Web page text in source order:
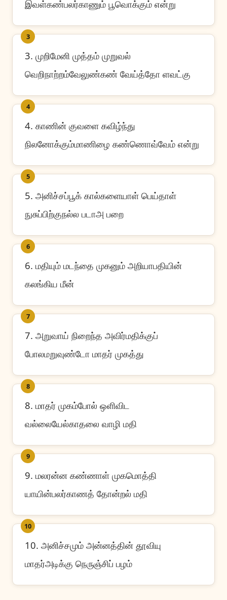
இவள்கண்பலர்காணும் பூவொக்கும் என்று
3
3. முறிமேனி முத்தம் முறுவல்
வெறிநாற்றம்வேலுண்கண் வேய்த்தோ ளவட்கு
4
4. காணின் குவளை கவிழ்ந்து
நிலனோக்கும்மாணிழை கண்ணொவ்வேம் என்று
5
5. அனிச்சப்பூக் கால்களையாள் பெய்தாள்
நுசுப்பிற்குநல்ல படாஅ பறை
6
6. மதியும் மடந்தை முகனும் அறியாபதியின்
கலங்கிய மீன்
7
7. அறுவாய் நிறைந்த அவிர்மதிக்குப்
போலமறுவுண்டோ மாதர் முகத்து
8
8. மாதர் முகம்போல் ஒளிவிட
வல்லையேல்காதலை வாழி மதி
9
9. மலரன்ன கண்ணாள் முகமொத்தி
யாயின்பலர்காணத் தோன்றல் மதி
10
10. அனிச்சமும் அன்னத்தின் தூவியு
மாதர்அடிக்கு நெருஞ்சிப் பழம்